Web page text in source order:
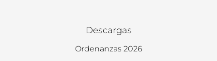
Descargas
Ordenanzas 2026